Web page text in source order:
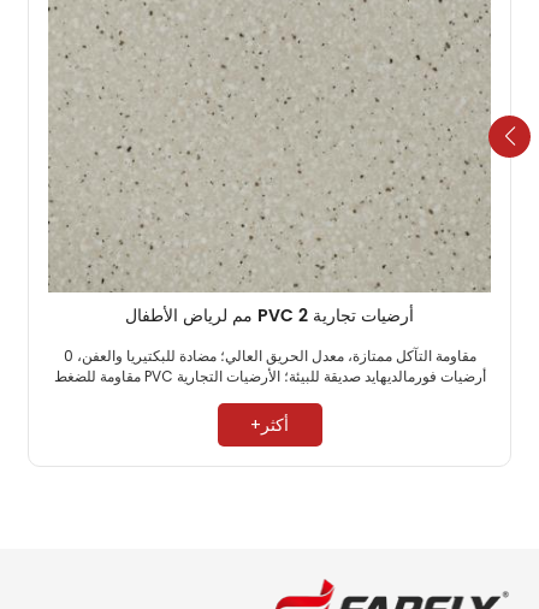
أرضيات تجارية PVC 2 مم لرياض الأطفال
مقاومة التآكل ممتازة، معدل الحريق العالي؛ مضادة للبكتيريا والعفن، 0
أرضيات فورمالديهايد صديقة للبيئة؛ الأرضيات التجارية PVC مقاومة للضغط
أكثر+